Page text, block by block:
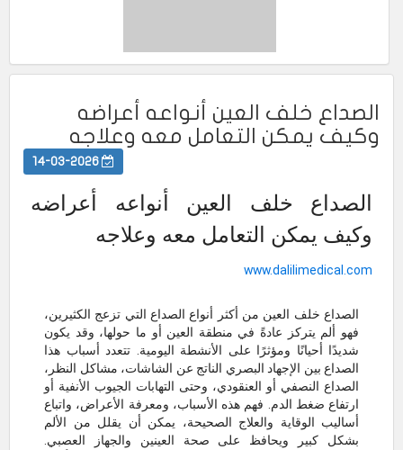
الصداع خلف العين أنواعه أعراضه
وكيف يمكن التعامل معه وعلاجه
الصداع خلف العين أنواعه أعراضه
وكيف يمكن التعامل معه وعلاجه
www.dalilimedical.com
الصداع خلف العين من أكثر أنواع الصداع التي تزعج الكثيرين،
فهو ألم يتركز عادةً في منطقة العين أو ما حولها، وقد يكون
شديدًا أحيانًا ومؤثرًا على الأنشطة اليومية. تتعدد أسباب هذا
الصداع بين الإجهاد البصري الناتج عن الشاشات، مشاكل النظر،
الصداع النصفي أو العنقودي، وحتى التهابات الجيوب الأنفية أو
ارتفاع ضغط الدم. فهم هذه الأسباب، ومعرفة الأعراض، واتباع
أساليب الوقاية والعلاج الصحيحة، يمكن أن يقلل من الألم
بشكل كبير ويحافظ على صحة العينين والجهاز العصبي.